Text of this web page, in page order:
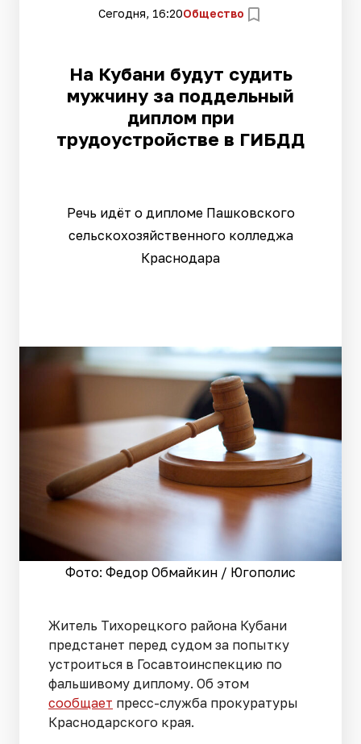
Сегодня, 16:20Общество
На Кубани будут судить
мужчину за поддельный
диплом при
трудоустройстве в ГИБДД
Речь идёт о дипломе Пашковского
сельскохозяйственного колледжа
Краснодара
Фото: Федор Обмайкин / Югополис
Житель Тихорецкого района Кубани
предстанет перед судом за попытку
устроиться в Госавтоинспекцию по
фальшивому диплому. Об этом
сообщает пресс-служба прокуратуры
Краснодарского края.